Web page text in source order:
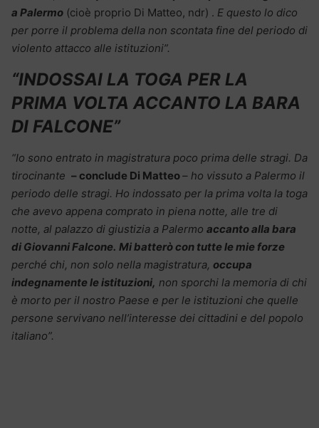
a Palermo (cioè proprio Di Matteo, ndr) . E questo lo dico
per porre il problema della non scontata fine del periodo di
violento attacco alle istituzioni”.
“INDOSSAI LA TOGA PER LA
PRIMA VOLTA ACCANTO LA BARA
DI FALCONE”
“Io sono entrato in magistratura poco prima delle stragi. Da
tirocinante – conclude Di Matteo– ho vissuto a Palermo il
periodo delle stragi. Ho indossato per la prima volta la toga
che avevo appena comprato in piena notte, alle tre di
notte, al palazzo di giustizia a Palermo accanto alla bara
di Giovanni Falcone. Mi batterò con tutte le mie forze
perché chi, non solo nella magistratura, occupa
indegnamente le istituzioni, non sporchi la memoria di chi
è morto per il nostro Paese e per le istituzioni che quelle
persone servivano nell’interesse dei cittadini e del popolo
italiano”.